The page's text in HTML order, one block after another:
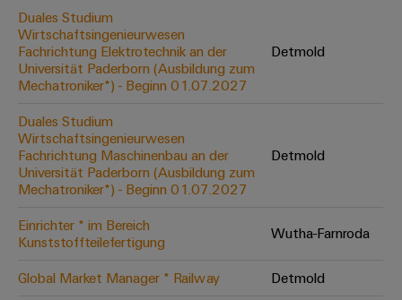
Schlüsseltechnologie
für
die
Energiewende
Effizienter
Betrieb
von
Windparks
Cabinet
Infrastructure
Assemblierungsservice
Bestückte
Klemmenleisten
Modifizierte
und
bestückte
Duales Studium
Wirtschaftsingenieurwesen
Fachrichtung Elektrotechnik an der
Universität Paderborn (Ausbildung zum
Mechatroniker*) - Beginn 01.07.2027
Detmold
Duales Studium
Wirtschaftsingenieurwesen
Fachrichtung Maschinenbau an der
Universität Paderborn (Ausbildung zum
Mechatroniker*) - Beginn 01.07.2027
Detmold
Einrichter * im Bereich
Kunststoffteilefertigung
Wutha-Farnroda
Global Market Manager * Railway
Detmold